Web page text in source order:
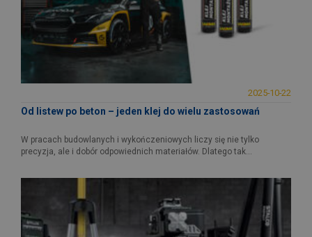
2025-10-22
Od listew po beton – jeden klej do wielu zastosowań
W pracach budowlanych i wykończeniowych liczy się nie tylko
precyzja, ale i dobór odpowiednich materiałów. Dlatego tak...